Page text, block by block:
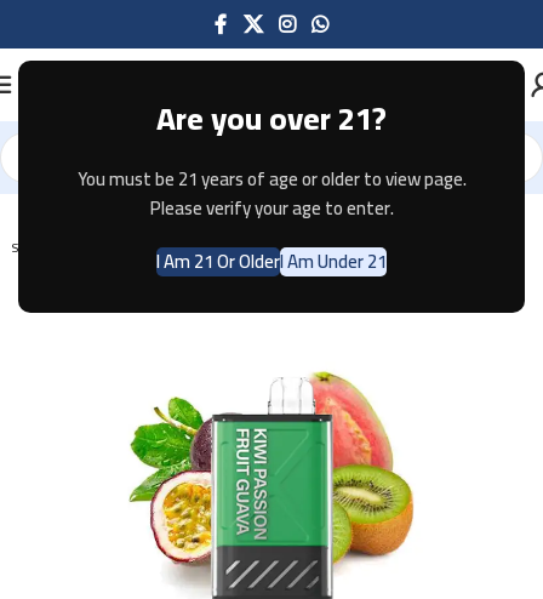
Are you over 21?
You must be 21 years of age or older to view page.
Please verify your age to enter.
I Am 21 Or OlderI Am Under 21
Home Disposable
SOLD OUT